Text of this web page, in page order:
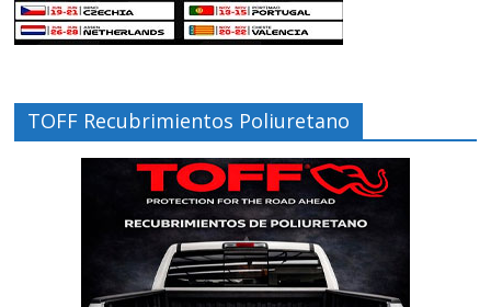
TOFF Recubrimientos Poliuretano